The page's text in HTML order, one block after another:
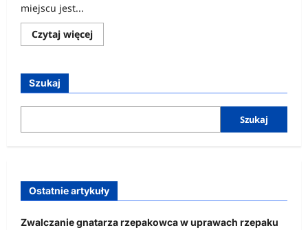
miejscu jest...
Czytaj więcejDowiedz
się
prądem
Szukaj
Szukaj
Ostatnie artykuły
Zwalczanie gnatarza rzepakowca w uprawach rzepaku